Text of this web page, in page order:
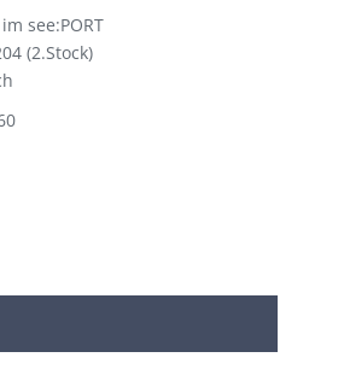
see:PORT
(2.Stock)